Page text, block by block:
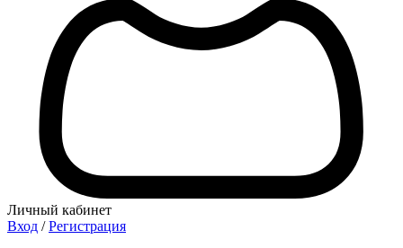
Личный кабинет
Вход / Регистрация